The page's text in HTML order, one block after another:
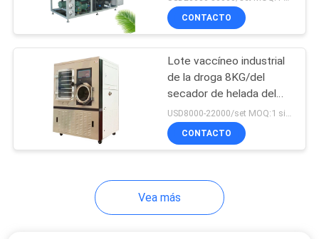
Máquina del
sistema de
medición por vídeo
CONTACTO
Lote vaccíneo industrial
de la droga 8KG/del
secador de helada del
laboratorio de la
sublimación de la
liofilización
CONTACTO
Vea más